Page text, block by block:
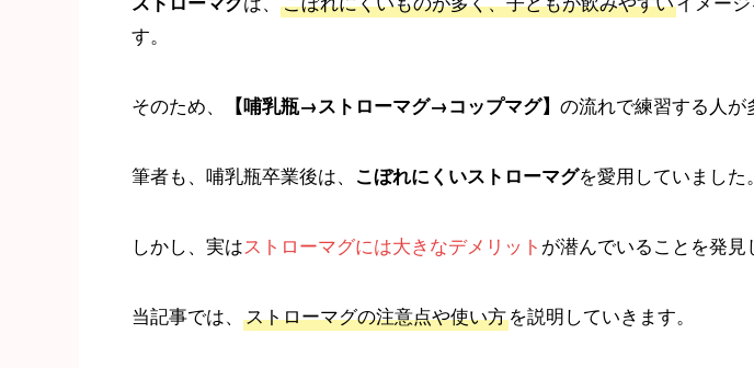
す。
そのため、 【哺乳瓶→ストローマグ→コップマグ】 の流れで練習する人が
筆者も、哺乳瓶卒業後は、 こぼれにくいストローマグを愛用していました。
しかし、実はストローマグには大きなデメリット が潜んでいることを発見
当記事では、 ストローマグの注意点や使い方を説明していきます。